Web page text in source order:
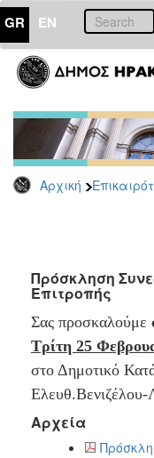
GR EN
Αρχική
ΕΠΙΚΑΙΡΟΤΗΤΑ
Τύπου
Αρχείο
2026
2025
2022
2021
2020
2019
2018
Πρόσκληση
Επιτροπής
Σας προσκαλούμε
Τρίτη 25
στο Δημοτικό
Αρχεία